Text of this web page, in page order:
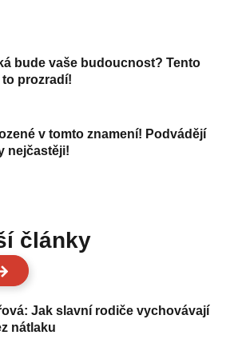
bude vaše budoucnost? Tento
prozradí!
v tomto znamení! Podvádějí
nejčastěji!
články
Jak slavní rodiče vychovávají
nátlaku